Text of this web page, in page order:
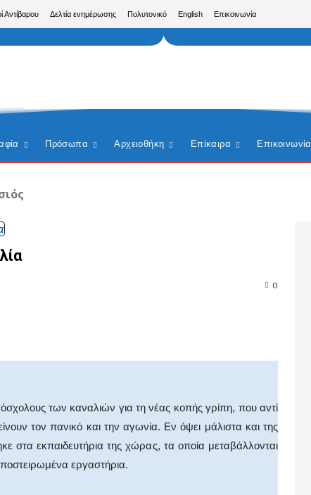
Αντίβαρου Δελτία ενημέρωσης Πολυτονικό English Επικοινωνία
Πρόσωπα Αρχειοθήκη Επίκαιρα Επικοινωνία
0
των καναλιών για τη νέας κοπής γρίπη, που αντί
τον πανικό και την αγωνία. Εν όψει μάλιστα και της
στα εκπαιδευτήρια της χώρας, τα οποία μεταβάλλονται
εργαστήρια.